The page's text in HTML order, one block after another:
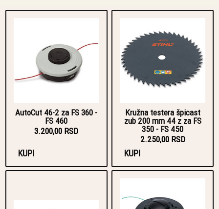
AutoCut 46-2 za FS 360 -
FS 460
3.200,00 RSD
KUPI
Kružna testera špicast
zub 200 mm 44 z za FS
350 - FS 450
2.250,00 RSD
KUPI